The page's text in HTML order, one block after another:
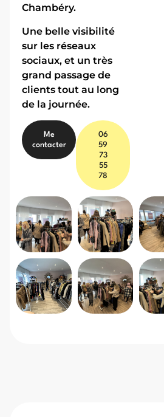
Chambéry.
Une belle visibilité
sur les réseaux
sociaux, et un très
grand passage de
clients tout au long
de la journée.
Me
contacter
06
59
73
55
78